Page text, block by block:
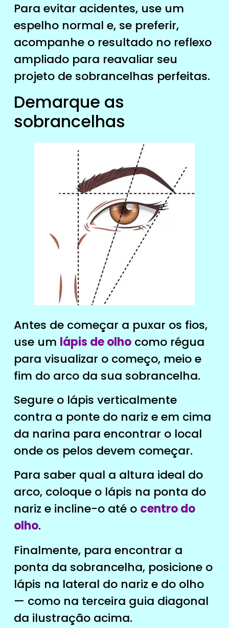
Para evitar acidentes, use um
espelho normal e, se preferir,
acompanhe o resultado no reflexo
ampliado para reavaliar seu
projeto de sobrancelhas perfeitas.
Demarque as
sobrancelhas
Antes de começar a puxar os fios,
use um lápis de olhocomo régua
para visualizar o começo, meio e
fim do arco da sua sobrancelha.
Segure o lápis verticalmente
contra a ponte do nariz e em cima
da narina para encontrar o local
onde os pelos devem começar.
Para saber qual a altura ideal do
arco, coloque o lápis na ponta do
nariz e incline-o até o centro do
olho.
Finalmente, para encontrar a
ponta da sobrancelha, posicione o
lápis na lateral do nariz e do olho
— como na terceira guia diagonal
da ilustração acima.